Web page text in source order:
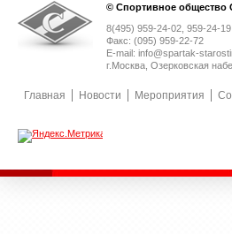
© Спортивное общество
8(495) 959-24-02, 959-24-19
Факс: (095) 959-22-72
E-mail: info@spartak-
г.Москва, Озерковская
Главная Новости Мероприятия